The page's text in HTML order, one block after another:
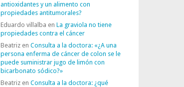
antioxidantes y un alimento con
propiedades antitumorales?
Eduardo villalba en La graviola no tiene
propiedades contra el cáncer
Beatriz en Consulta a la doctora: «¿A una
persona enferma de cáncer de colon se le
puede suministrar jugo de limón con
bicarbonato sódico?»
Beatriz en Consulta a la doctora: ¿qué